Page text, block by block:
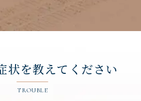
状を教えてください
TROUBLE